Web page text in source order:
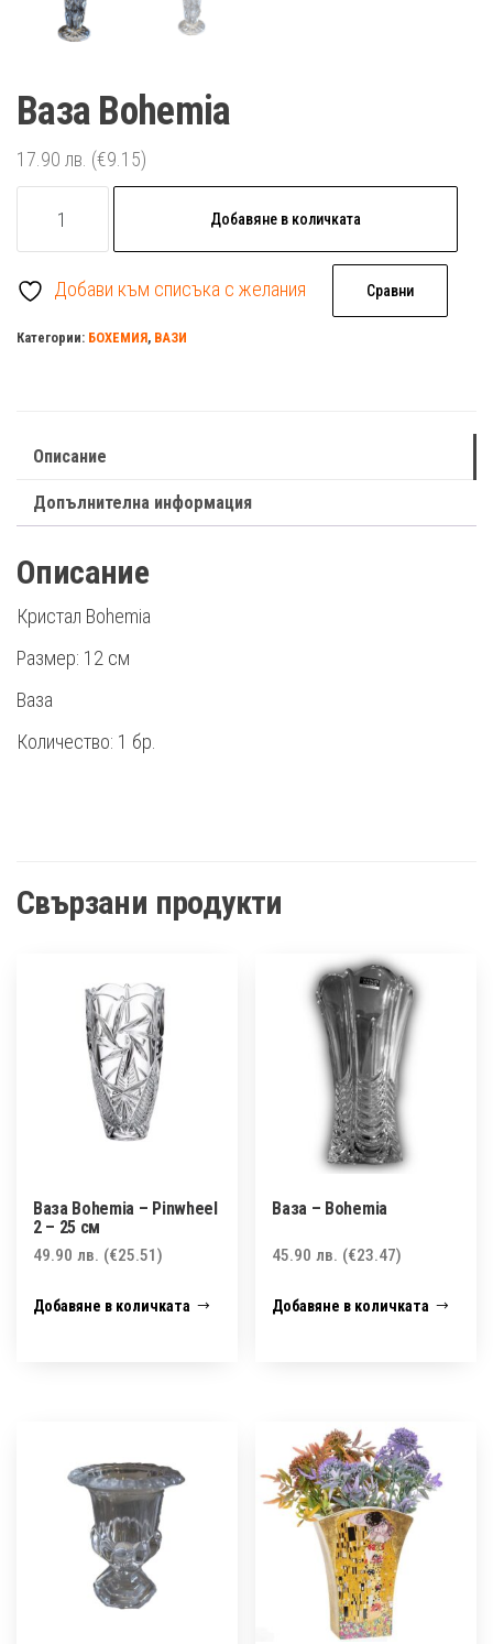
Ваза Bohemia
17.90 лв. (€9.15)
Bohemia
Добавяне в количката
Добави към списъка с желания Сравни
Категории: БОХЕМИЯ, ВАЗИ
Описание
Допълнителна информация
Описание
Кристал Bohemia
Размер: 12 см
Ваза
Количество: 1 бр.
Свързани продукти
Ваза Bohemia – Pinwheel
2 – 25 см
49.90 лв. (€25.51)
Добавяне в количката
Ваза – Bohemia
45.90лв. (€23.47)
Добавяне в количката